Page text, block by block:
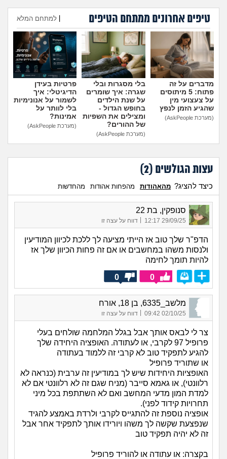
מה שעובר עליי
שומרים על הגוף
פיננסי וכלכלה
בין הסדינים
חיות מחמד
גאווה
טיפים אחרונים ממתחם הטיפים למתחם המלא
הוספת טיפ
מדברים על זה
פתוח: 5 מיתוסים
על צעצועי מין
שהגיע הזמן לנפץ
(מערכת AskPeople)
בלי מסגרות ובלי
שגרה: איך שומרים
על שנת הילדים
בחופש הגדול -
ומצילים את השפיות
של ההורים?
(מערכת AskPeople)
פרטיות בעידן
הדיגיטלי: איך
לשמור על אנונימיות
בלי לוותר על
אמינות?
(מערכת AskPeople)
עצות הגולשים (2
)
כיצד להציג? מהאהודות מהפחות אהודות מהחדשות
סנופקין, בת 22
29/09/25 12:17 דווח על עצה זו
הדפ"ר שלך טוב אז הייתי מציעה לך ללכת לכיוון המודיעין
ולנסות משהו במחשבים או אם זה פחות הכיוון שלך אז
להיות תומך לחימה
0
0
מלשב_6335, בן 18, אורח
02/10/25 09:42
| דווח על עצה זו
צר לי לבאס אותך אבל בגלל המלחמה שולחים בעלי
פרופיל 97 לקרבי, או לעתודה. האופציה היחידה שלך
להגיע לתפקיד טוב לא קרבי זה ללמוד בעתודה
או שתוריד פרופיל
האופציות היחידות שיש לך במודיעין זה ערבית (כנראה לא
רלוונטי), או גאמא סייבר (מניח שגם זה לא רלוונטי אם לא
למדת המון מדעי המחשב ואם לא השתתפת בכל מיני
תחרויות קידוד לפני).
אופציה נוספת זה להתגייס לקרבי ולרדת באמצע להגיד
שנפצעת שקשה לך משהו ויורידו אותך לתפקיד אחר אבל
זה לא יהיה תפקיד טוב
בקצרה: או עתודה או להוריד פרופיל